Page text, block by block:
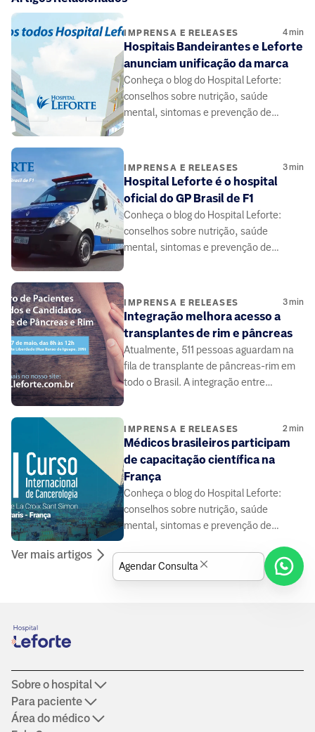
IMPRENSA E RELEASES 4min
Hospitais Bandeirantes e Leforte
anunciam unificação da marca
Conheça o blog do Hospital Leforte:
conselhos sobre nutrição, saúde
mental, sintomas e prevenção de
IMPRENSA E RELEASES 3min
Hospital Leforte é o hospital
oficial do GP Brasil de F1
Conheça o blog do Hospital Leforte:
conselhos sobre nutrição, saúde
mental, sintomas e prevenção de
IMPRENSA E RELEASES 3min
Integração melhora acesso a
transplantes de rim e pâncreas
Atualmente, 511 pessoas aguardam na
fila de transplante de pâncreas-rim em
todo o Brasil. A integração entre
IMPRENSA E RELEASES 2min
Médicos brasileiros participam
de capacitação científica na
França
Conheça o blog do Hospital Leforte:
conselhos sobre nutrição, saúde
mental, sintomas e prevenção de
especialistas da área da saúde.
Ver mais artigos
Sobre o hospital
Para paciente
Área do médico
Agendar Consulta